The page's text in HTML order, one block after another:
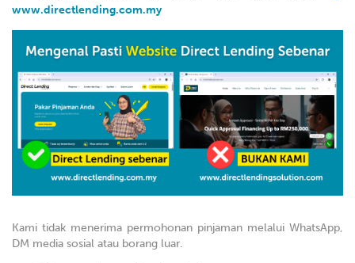
www.directlending.com.my
Kami tidak menerima permohonan pinjaman melalui WhatsApp,
DM media sosial atau borang luar.